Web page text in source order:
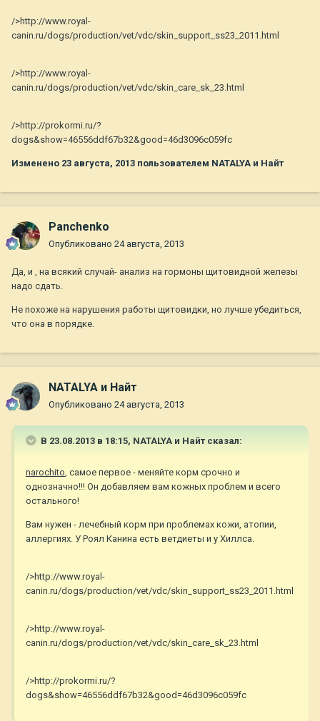
/>http://www.royal-
canin.ru/dogs/production/vet/vdc/skin_support_ss23_2011.html
/>http://www.royal-
canin.ru/dogs/production/vet/vdc/skin_care_sk_23.html
/>http://prokormi.ru/?
dogs&show=46556ddf67b32&good=46d3096c059fc
Изменено 23 августа, 2013 пользователем NATALYA и Найт
Panchenko
Опубликовано 24 августа, 2013
Да, и , на всякий случай- анализ на гормоны щитовидной железы
надо сдать.
Не похоже на нарушения работы щитовидки, но лучше убедиться,
что она в порядке.
NATALYA и Найт
Опубликовано 24 августа, 2013
В 23.08.2013 в 18:15, NATALYA и Найт сказал:
narochito, самое первое - меняйте корм срочно и
однозначно!!! Он добавляем вам кожных проблем и всего
остального!
Вам нужен - лечебный корм при проблемах кожи, атопии,
аллергиях. У Роял Канина есть ветдиеты и у Хиллса.
/>http://www.royal-
canin.ru/dogs/production/vet/vdc/skin_support_ss23_2011.html
/>http://www.royal-
canin.ru/dogs/production/vet/vdc/skin_care_sk_23.html
/>http://prokormi.ru/?
dogs&show=46556ddf67b32&good=46d3096c059fc